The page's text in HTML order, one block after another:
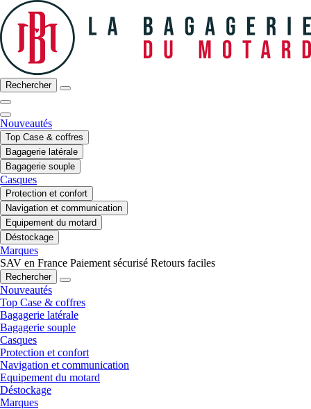
Rechercher
Nouveautés
Top Case & coffres
Bagagerie latérale
Bagagerie souple
Casques
Protection et confort
Navigation et communication
Equipement du motard
Déstockage
Marques
SAV en France Paiement sécurisé Retours faciles
Rechercher
Nouveautés
Top Case & coffres
Bagagerie latérale
Bagagerie souple
Casques
Protection et confort
Navigation et communication
Equipement du motard
Déstockage
Marques